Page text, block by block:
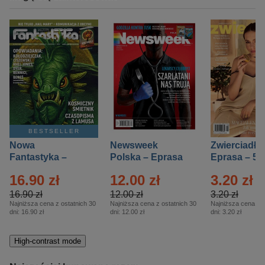
BESTSELLER
Nowa
Fantastyka –
16.90 zł
16.90 zł
Najniższa cena z ostatnich 30
dni: 16.90 zł
Newsweek
Polska – Eprasa
12.00 zł
12.00 zł
Najniższa cena z ostatnich 30
dni: 12.00 zł
Zwierciadło
Eprasa – 5/
3.20 zł
3.20 zł
Najniższa cena z
dni: 3.20 zł
High-contrast mode